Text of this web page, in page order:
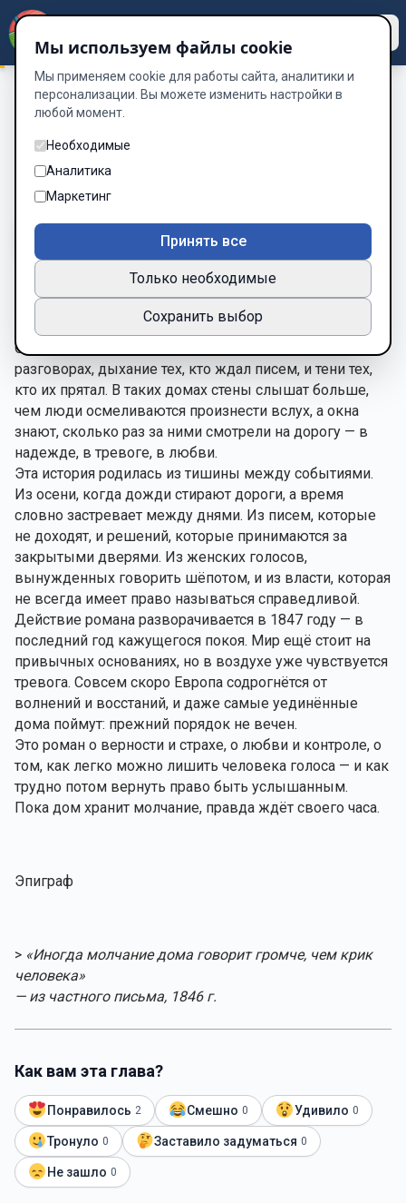
Пока дом хранит молчание 1 часть.
Предисловие.
Глава 1 из 41
Шрифт
Есть дома, которые просто стоят на земле, и есть
дома, которые помнят.
Они запоминают шаги по лестницам, паузы в
разговорах, дыхание тех, кто ждал писем, и тени тех,
кто их прятал. В таких домах стены слышат больше,
чем люди осмеливаются произнести вслух, а окна
знают, сколько раз за ними смотрели на дорогу — в
надежде, в тревоге, в любви.
Эта история родилась из тишины между событиями.
Из осени, когда дожди стирают дороги, а время
словно застревает между днями. Из писем, которые
не доходят, и решений, которые принимаются за
закрытыми дверями. Из женских голосов,
вынужденных говорить шёпотом, и из власти, которая
не всегда имеет право называться справедливой.
Действие романа разворачивается в 1847 году — в
последний год кажущегося покоя. Мир ещё стоит на
привычных основаниях, но в воздухе уже чувствуется
тревога. Совсем скоро Европа содрогнётся от
волнений и восстаний, и даже самые уединённые
дома поймут: прежний порядок не вечен.
Это роман о верности и страхе, о любви и контроле, о
том, как легко можно лишить человека голоса — и как
трудно потом вернуть право быть услышанным.
Пока дом хранит молчание, правда ждёт своего часа.
Эпиграф
> «Иногда молчание дома говорит громче, чем крик
человека»
— из частного письма, 1846 г.
Как вам эта глава?
Понравилось 2 Смешно 0 Удивило 0
Тронуло 0 Заставило задуматься 0
Не зашло 0
Мы используем файлы cookie
Мы применяем cookie для работы сайта, аналитики и
персонализации. Вы можете изменить настройки в
любой момент.
Необходимые
Аналитика
Маркетинг
Принять все
Только необходимые
Сохранить выбор